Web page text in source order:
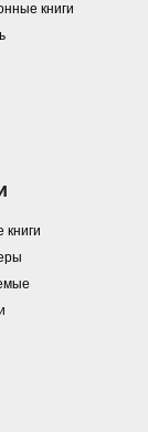
книги
книги